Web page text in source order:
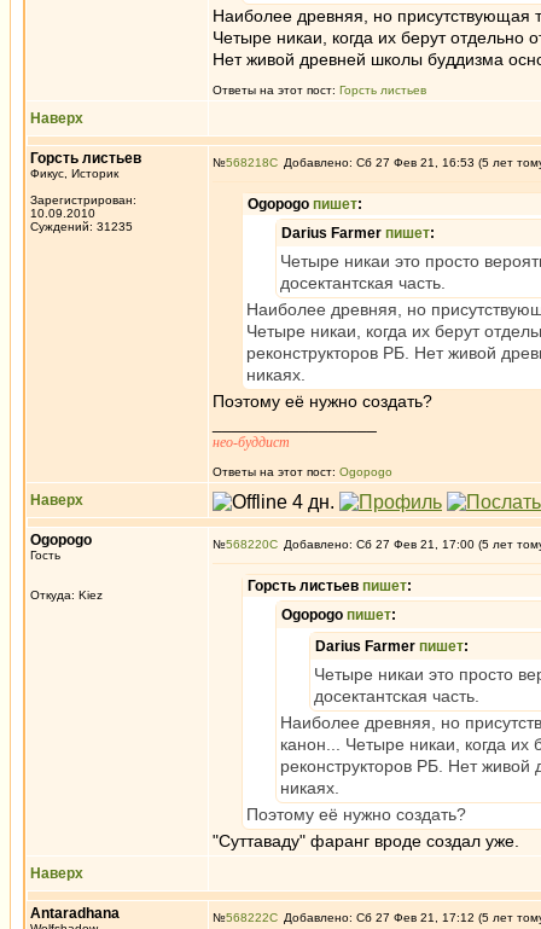
Наиболее древняя, но присутствующая
Четыре никаи, когда их берут отдельно
Нет живой древней школы буддизма
Ответы на этот пост: Горсть листьев
Наверх
Горсть листьев
Фикус, Историк
Зарегистрирован:
10.09.2010
Суждений: 31235
№568218 Добавлено: Сб 27 Фев 21, 16:53 (5 лет
Ogopogo пишет:
Darius Farmer пишет:
Четыре никаи это просто
досектантская часть.
Наиболее древняя, но
Четыре никаи, когда их берут
реконструкторов РБ. Нет живой
никаях.
Поэтому её нужно создать?
нео-буддист
Ответы на этот пост: Ogopogo
Наверх
Ogopogo
Гость
Откуда: Kiez
№568220 Добавлено: Сб 27 Фев 21, 17:00 (5 лет
Горсть листьев пишет:
Ogopogo пишет:
Darius Farmer пишет:
Четыре никаи это просто
досектантская часть.
Наиболее древняя, но
канон... Четыре никаи, когда их
реконструкторов РБ. Нет
никаях.
Поэтому её нужно создать?
"Суттаваду" фаранг вроде создал уже.
Наверх
Antaradhana №568222 Добавлено: Сб 27 Фев 21, 17:12 (5 лет